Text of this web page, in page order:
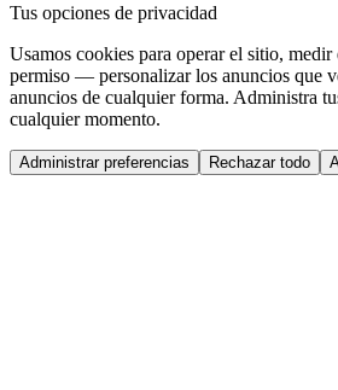
Tus opciones de privacidad
Usamos cookies para operar el sitio,
permiso — personalizar los anuncios que
anuncios de cualquier forma. Administra
cualquier momento.
Administrar preferencias Rechazar todo